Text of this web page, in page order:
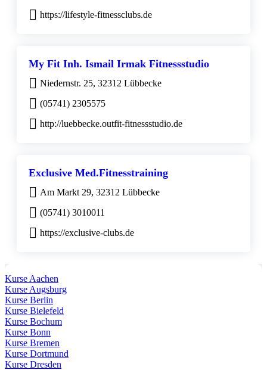
https://lifestyle-fitnessclubs.de
My Fit Inh. Ismail Irmak Fitnessstudio
Niedernstr. 25, 32312 Lübbecke
(05741) 2305575
http://luebbecke.outfit-fitnessstudio.de
Exclusive Med.Fitnesstraining
Am Markt 29, 32312 Lübbecke
(05741) 3010011
https://exclusive-clubs.de
Kurse Aachen
Kurse Augsburg
Kurse Berlin
Kurse Bielefeld
Kurse Bochum
Kurse Bonn
Kurse Bremen
Kurse Dortmund
Kurse Dresden